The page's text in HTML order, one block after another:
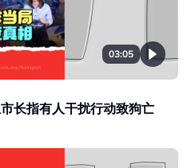
03:05
长指有人干扰行动致狗亡